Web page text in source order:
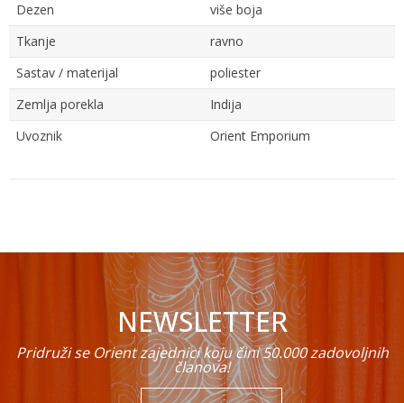
Dezen
više boja
Tkanje
ravno
Sastav / materijal
poliester
Zemlja porekla
Indija
Uvoznik
Orient Emporium
NEWSLETTER
Pridruži se Orient zajednici koju čini 50.000 zadovoljnih
članova!